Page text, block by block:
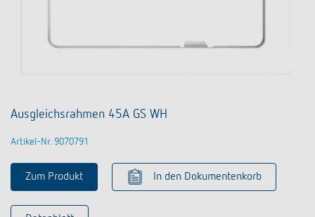
Ausgleichsrahmen 45A GS WH
Artikel-Nr. 9070791
Zum Produkt In den Dokumentenkorb